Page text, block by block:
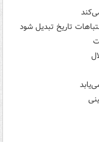
تاریخ تبدیل شود